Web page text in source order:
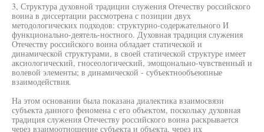
3, Структура духовной традиции служения Отечеству российского
воина в диссертации рассмотрена с позиции двух
методологических подходов: структурно-содержательного И
функционально-деятель-ностного. Духовная традиция служения
Отечеству российского воина обладает статической и
динамической структурами, в своей статической структуре имеет
аксиологический, гносеологический, эмощонально-чувственный и
волевой элементы; в динамической - субъектнообъеюпные
взаимодействия.
На этом основании была показана диалектика взаимосвязи
субъекта данного феномена с его объектом, поскольку духовная
традиция служения Отечеству российского воина раскрывается
через взаимоотношение субъекта и объекта, через их